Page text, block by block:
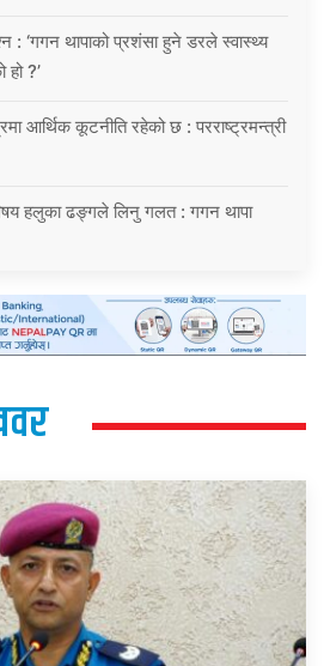
: ‘गगन थापाको प्रशंसा हुने डरले स्वास्थ्य
हो ?’
आर्थिक कूटनीति रहेको छ : परराष्ट्रमन्त्री
हलुका ढङ्गले लिनु गलत : गगन थापा